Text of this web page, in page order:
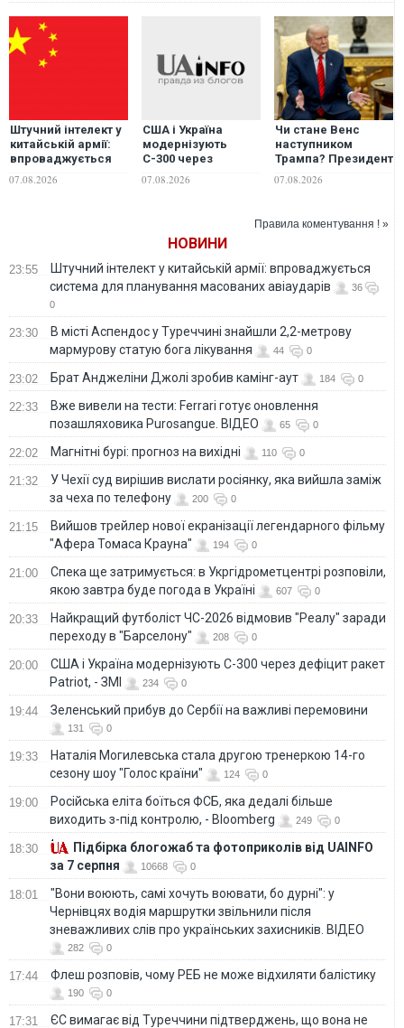
Штучний інтелект у
китайській армії:
впроваджується
планування
07.08.2026
США і Україна
модернізують
С-300 через
Patriot, - ЗМІ
07.08.2026
Чи стане Венс
наступником
Трампа? Президент
неочікуваною
07.08.2026
Правила коментування ! »
НОВИНИ
23:55
Штучний інтелект у китайській армії: впроваджується
система для планування масованих авіаударів
36
0
23:30
В місті Аспендос у Туреччині знайшли 2,2-метрову
мармурову статую бога лікування
44 0
23:02 Брат Анджеліни Джолі зробив камінг-аут 184 0
22:33
Вже вивели на тести: Ferrari готує оновлення
позашляховика Purosangue. ВІДЕО
65 0
22:02 Магнітні бурі: прогноз на вихідні 110 0
21:32
У Чехії суд вирішив вислати росіянку, яка вийшла заміж
за чеха по телефону
200 0
21:15
Вийшов трейлер нової екранізації легендарного фільму
"Афера Томаса Крауна"
194 0
21:00
Спека ще затримується: в Укргідрометцентрі розповіли,
якою завтра буде погода в Україні
607 0
20:33
Найкращий футболіст ЧС-2026 відмовив "Реалу" заради
переходу в "Барселону"
208 0
20:00
США і Україна модернізують С-300 через дефіцит ракет
Patriot, - ЗМІ
234 0
19:44 Зеленський прибув до Сербії на важливі перемовини
131 0
19:33
Наталія Могилевська стала другою тренеркою 14-го
сезону шоу "Голос країни"
124 0
19:00
Російська еліта боїться ФСБ, яка дедалі більше
виходить з-під контролю, - Bloomberg
249 0
18:30
Підбірка блогожаб та фотоприколів від UAINFO
за 7 серпня
10668 0
18:01
"Вони воюють, самі хочуть воювати, бо дурні": у
Чернівцях водія маршрутки звільнили після
зневажливих слів про українських захисників. ВІДЕО
282 0
17:44 Флеш розповів, чому РЕБ не може відхиляти балістику
190 0
17:31 ЄС вимагає від Туреччини підтверджень, що вона не